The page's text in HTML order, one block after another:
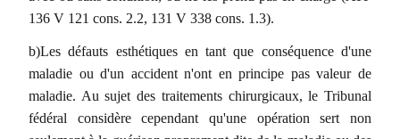
136 V 121 cons. 2.2, 131 V 338 cons. 1.3).
b)Les défauts esthétiques en tant que conséquence d'une
maladie ou d'un accident n'ont en principe pas valeur de
maladie. Au sujet des traitements chirurgicaux, le Tribunal
fédéral considère cependant qu'une opération sert non